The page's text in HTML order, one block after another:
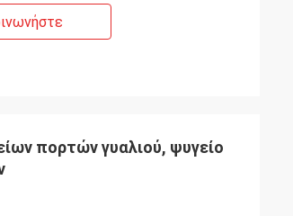
πορτών γυαλιού, ψυγείο